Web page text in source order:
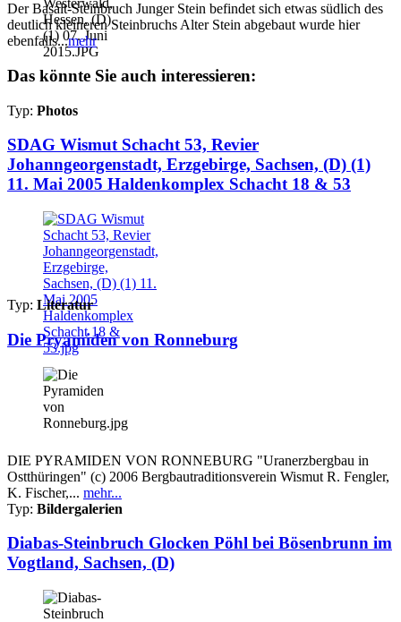
Der Basalt-Steinbruch Junger Stein befindet sich etwas südlich des
deutlich kleineren Steinbruchs Alter Stein abgebaut wurde hier
ebenfalls...mehr
Das könnte Sie auch interessieren:
Typ: Photos
SDAG Wismut Schacht 53, Revier
Johanngeorgenstadt, Erzgebirge, Sachsen, (D) (1)
11. Mai 2005 Haldenkomplex Schacht 18 & 53
Typ: Literatur
Die Pryamiden von Ronneburg
DIE PYRAMIDEN VON RONNEBURG "Uranerzbergbau in
Ostthüringen" (c) 2006 Bergbautraditionsverein Wismut R. Fengler,
K. Fischer,... mehr...
Typ: Bildergalerien
Diabas-Steinbruch Glocken Pöhl bei Bösenbrunn im
Vogtland, Sachsen, (D)